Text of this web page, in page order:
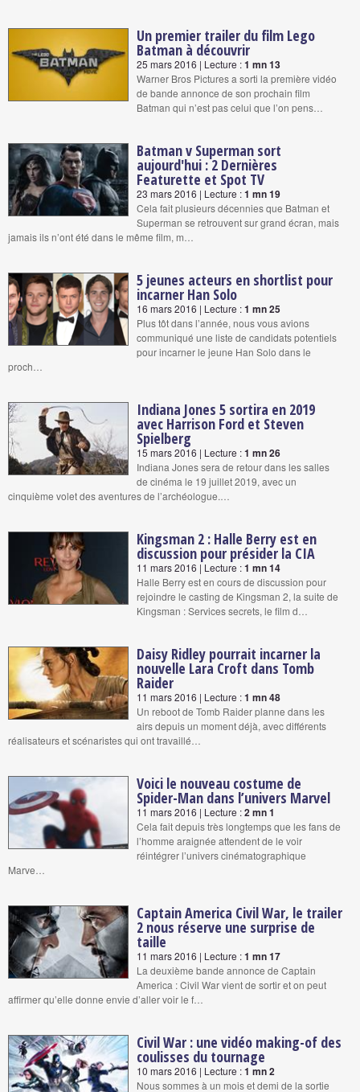
Un premier trailer du film Lego
Batman à découvrir
25 mars 2016 | Lecture :1 mn 13
Warner Bros Pictures a sorti la première vidéo
de bande annonce de son prochain film
Batman qui n’est pas celui que l’on pens…
Batman v Superman sort
aujourd'hui : 2 Dernières
Featurette et Spot TV
23 mars 2016 | Lecture :1 mn 19
Cela fait plusieurs décennies que Batman et
Superman se retrouvent sur grand écran, mais
jamais ils n’ont été dans le même film, m…
5 jeunes acteurs en shortlist pour
incarner Han Solo
16 mars 2016 | Lecture :1 mn 25
Plus tôt dans l’année, nous vous avions
communiqué une liste de candidats potentiels
pour incarner le jeune Han Solo dans le
proch…
Indiana Jones 5 sortira en 2019
avec Harrison Ford et Steven
Spielberg
15 mars 2016 | Lecture :1 mn 26
Indiana Jones sera de retour dans les salles
de cinéma le 19 juillet 2019, avec un
cinquième volet des aventures de l’archéologue.…
Kingsman 2 : Halle Berry est en
discussion pour présider la CIA
11 mars 2016 | Lecture :1 mn 14
Halle Berry est en cours de discussion pour
rejoindre le casting de Kingsman 2, la suite de
Kingsman : Services secrets, le film d…
Daisy Ridley pourrait incarner la
nouvelle Lara Croft dans Tomb
Raider
11 mars 2016 | Lecture :1 mn 48
Un reboot de Tomb Raider planne dans les
airs depuis un moment déjà, avec différents
réalisateurs et scénaristes qui ont travaillé…
Voici le nouveau costume de
Spider-Man dans l’univers Marvel
11 mars 2016 | Lecture :2 mn 1
Cela fait depuis très longtemps que les fans de
l’homme araignée attendent de le voir
réintégrer l’univers cinématographique
Marve…
Captain America Civil War, le trailer
2 nous réserve une surprise de
taille
11 mars 2016 | Lecture :1 mn 17
La deuxième bande annonce de Captain
America : Civil War vient de sortir et on peut
affirmer qu’elle donne envie d’aller voir le f…
Civil War : une vidéo making-of des
coulisses du tournage
10 mars 2016 | Lecture :1 mn 2
Nous sommes à un mois et demi de la sortie